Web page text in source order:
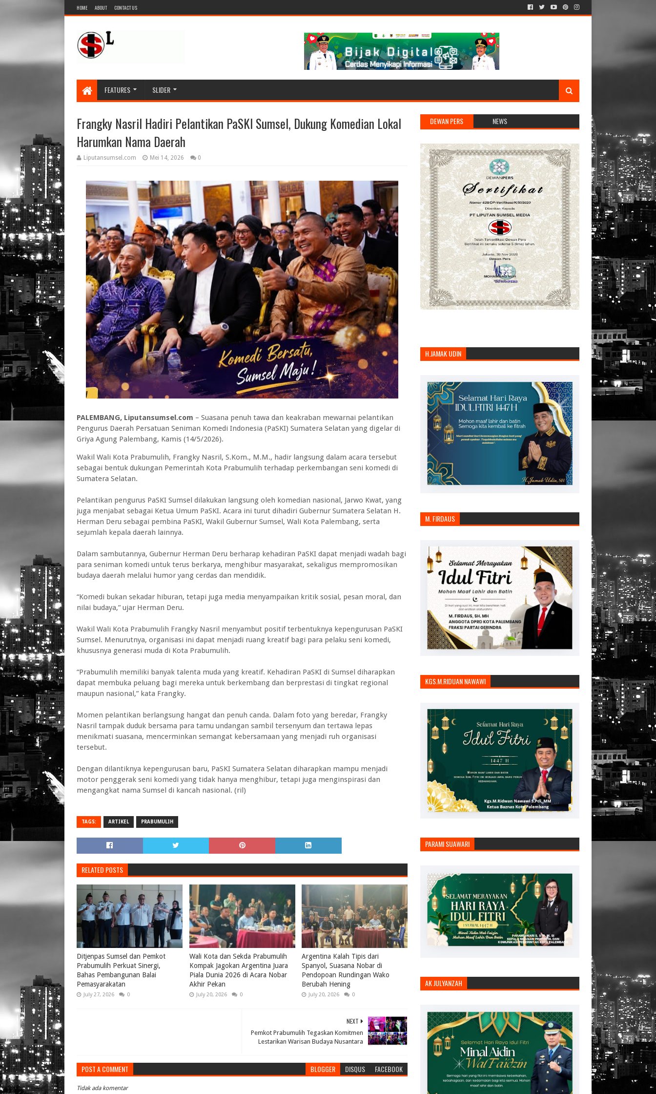
HOME ABOUT CONTACT US
FEATURES SLIDER
Frangky Nasril Hadiri Pelantikan PaSKI Sumsel, Dukung Komedian Lokal
Harumkan Nama Daerah
Liputansumsel.com Mei 14, 2026 0
PALEMBANG, Liputansumsel.com – Suasana penuh tawa dan keakraban mewarnai pelantikan
Pengurus Daerah Persatuan Seniman Komedi Indonesia (PaSKI) Sumatera Selatan yang digelar di
Griya Agung Palembang, Kamis (14/5/2026).
Wakil Wali Kota Prabumulih, Frangky Nasril, S.Kom., M.M., hadir langsung dalam acara tersebut
sebagai bentuk dukungan Pemerintah Kota Prabumulih terhadap perkembangan seni komedi di
Sumatera Selatan.
Pelantikan pengurus PaSKI Sumsel dilakukan langsung oleh komedian nasional, Jarwo Kwat, yang
juga menjabat sebagai Ketua Umum PaSKI. Acara ini turut dihadiri Gubernur Sumatera Selatan H.
Herman Deru sebagai pembina PaSKI, Wakil Gubernur Sumsel, Wali Kota Palembang, serta
sejumlah kepala daerah lainnya.
Dalam sambutannya, Gubernur Herman Deru berharap kehadiran PaSKI dapat menjadi wadah bagi
para seniman komedi untuk terus berkarya, menghibur masyarakat, sekaligus mempromosikan
budaya daerah melalui humor yang cerdas dan mendidik.
“Komedi bukan sekadar hiburan, tetapi juga media menyampaikan kritik sosial, pesan moral, dan
nilai budaya,” ujar Herman Deru.
Wakil Wali Kota Prabumulih Frangky Nasril menyambut positif terbentuknya kepengurusan PaSKI
Sumsel. Menurutnya, organisasi ini dapat menjadi ruang kreatif bagi para pelaku seni komedi,
khususnya generasi muda di Kota Prabumulih.
“Prabumulih memiliki banyak talenta muda yang kreatif. Kehadiran PaSKI di Sumsel diharapkan
dapat membuka peluang bagi mereka untuk berkembang dan berprestasi di tingkat regional
maupun nasional,” kata Frangky.
Momen pelantikan berlangsung hangat dan penuh canda. Dalam foto yang beredar, Frangky
Nasril tampak duduk bersama para tamu undangan sambil tersenyum dan tertawa lepas
menikmati suasana, mencerminkan semangat kebersamaan yang menjadi ruh organisasi
tersebut.
Dengan dilantiknya kepengurusan baru, PaSKI Sumatera Selatan diharapkan mampu menjadi
motor penggerak seni komedi yang tidak hanya menghibur, tetapi juga menginspirasi dan
mengangkat nama Sumsel di kancah nasional. (ril)
TAGS: ARTIKEL PRABUMULIH
RELATED POSTS
Ditjenpas Sumsel dan Pemkot
Prabumulih Perkuat Sinergi,
Bahas Pembangunan Balai
Pemasyarakatan
July 27, 2026 0
Wali Kota dan Sekda Prabumulih
Kompak Jagokan Argentina Juara
Piala Dunia 2026 di Acara Nobar
Akhir Pekan
July 20, 2026 0
Argentina Kalah Tipis dari
Spanyol, Suasana Nobar di
Pendopoan Rundingan Wako
Berubah Hening
July 20, 2026 0
NEXT
Pemkot Prabumulih Tegaskan Komitmen
Lestarikan Warisan Budaya Nusantara
POST A COMMENT BLOGGER DISQUS FACEBOOK
Tidak ada komentar
DEWAN PERS NEWS
H.JAMAK UDIN
M. FIRDAUS
KGS.M.RIDUAN NAWAWI
PARAMI SUAWARI
AK JULYANZAH